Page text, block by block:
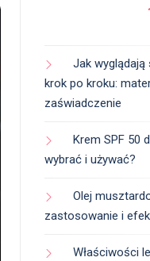
Jak wyglądają
krok po kroku:
zaświadczenie
Krem SPF 50
wybrać i używać?
Olej
zastosowanie i
Właściwości